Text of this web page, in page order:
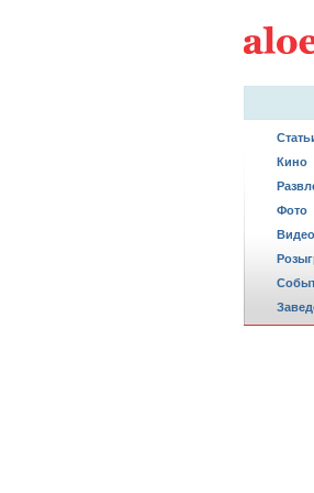
Кино
Фото
Видео